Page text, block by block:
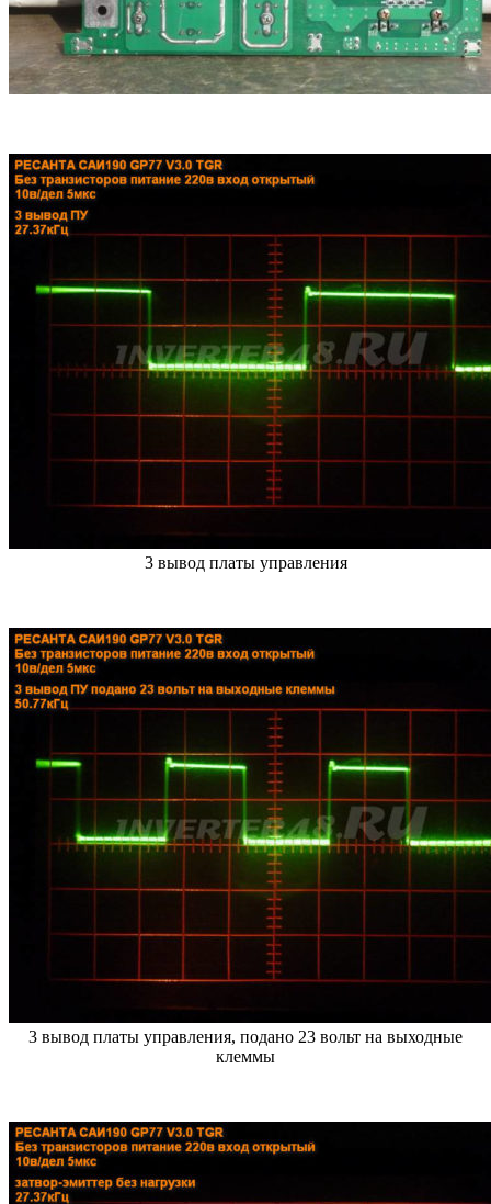
3 вывод платы управления
3 вывод платы управления, подано 23 вольт на выходные
клеммы